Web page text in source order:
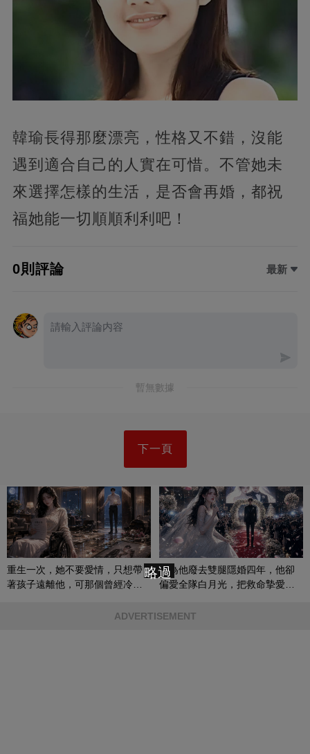
韓瑜長得那麼漂亮，性格又不錯，沒能
遇到適合自己的人實在可惜。不管她未
來選擇怎樣的生活，是否會再婚，都祝
福她能一切順順利利吧！
0則評論 最新
暫無數據
下一頁
重生一次，她不要愛情，只想帶
著孩子遠離他，可那個曾經冷漠
她為他廢去雙腿隱婚四年，他卻
偏愛全隊白月光，把救命摯愛當
ADVERTISEMENT
略過